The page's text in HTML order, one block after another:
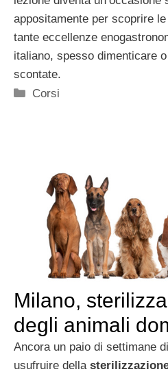
appositamente per scoprire
tante eccellenze
italiano, spesso dimenticare
scontate.
Categorie
Corsi
Milano,
degli animali
Ancora un paio di settimane
usufruire della